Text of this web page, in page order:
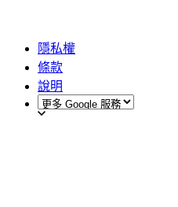
隱私權
條款
說明